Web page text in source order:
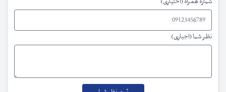
نظر شما (اجباری)